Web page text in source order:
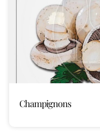
Champignons